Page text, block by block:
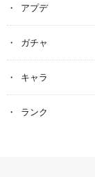
アプデ
ガチャ
キャラ
ランク